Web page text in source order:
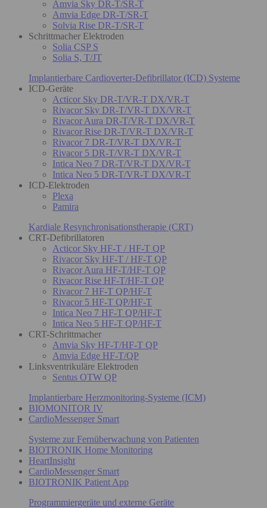
Amvia Sky DR-T/SR-T
Amvia Edge DR-T/SR-T
Solvia Rise DR-T/SR-T
Schrittmacher Elektroden
Solia CSP S
Solia S, T/JT
Implantierbare Cardioverter-Defibrillator (ICD) Systeme
ICD-Geräte
Acticor Sky DR-T/VR-T DX/VR-T
Rivacor Sky DR-T/VR-T DX/VR-T
Rivacor Aura DR-T/VR-T DX/VR-T
Rivacor Rise DR-T/VR-T DX/VR-T
Rivacor 7 DR-T/VR-T DX/VR-T
Rivacor 5 DR-T/VR-T DX/VR-T
Intica Neo 7 DR-T/VR-T DX/VR-T
Intica Neo 5 DR-T/VR-T DX/VR-T
ICD-Elektroden
Plexa
Pamira
Kardiale Resynchronisationstherapie (CRT)
CRT-Defibrillatoren
Acticor Sky HF-T / HF-T QP
Rivacor Sky HF-T / HF-T QP
Rivacor Aura HF-T/HF-T QP
Rivacor Rise HF-T/HF-T QP
Rivacor 7 HF-T QP/HF-T
Rivacor 5 HF-T QP/HF-T
Intica Neo 7 HF-T QP/HF-T
Intica Neo 5 HF-T QP/HF-T
CRT-Schrittmacher
Amvia Sky HF-T/HF-T QP
Amvia Edge HF-T/QP
Linksventrikuläre Elektroden
Sentus OTW QP
Implantierbare Herzmonitoring-Systeme (ICM)
BIOMONITOR IV
CardioMessenger Smart
Systeme zur Fernüberwachung von Patienten
BIOTRONIK Home Monitoring
HeartInsight
CardioMessenger Smart
BIOTRONIK Patient App
Programmiergeräte und externe Geräte